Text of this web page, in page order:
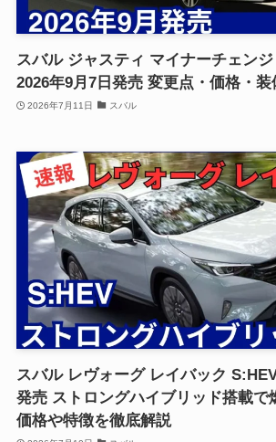
スバル ジャスティ マイナーチェンジ
2026年9月7日発売 変更点・価格・
2026年7月11日 スバル
スバル レヴォーグ レイバック
発売 ストロングハイブリッド搭載で
価格や特徴を徹底解説